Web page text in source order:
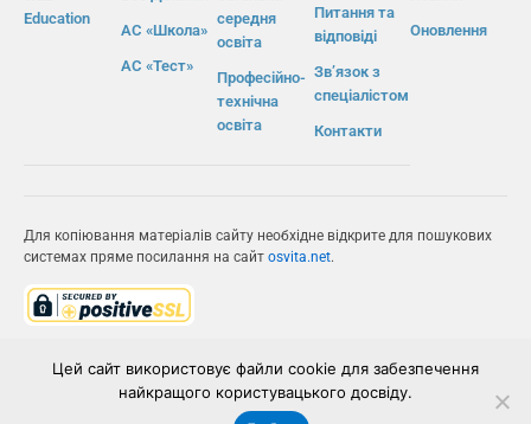
Education
АС «Школа»
АС «Тест»
середня
освіта
Професійно-
технічна
освіта
Питання та
відповіді
Зв’язок з
спеціалістом
Контакти
Оновлення
Для копіювання матеріалів сайту необхідне відкрите для пошукових
системах пряме посилання на сайт osvita.net.
ІВС «ОСВІТА»
Цей сайт використовує файли cookie для забезпечення
найкращого користувацького досвіду.